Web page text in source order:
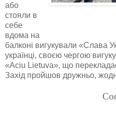
або
стояли в
себе
вдома на
балконі вигукували «Слава
українці, своєю чергою
«Аciu Lietuva», що
Захід пройшов дружньо,